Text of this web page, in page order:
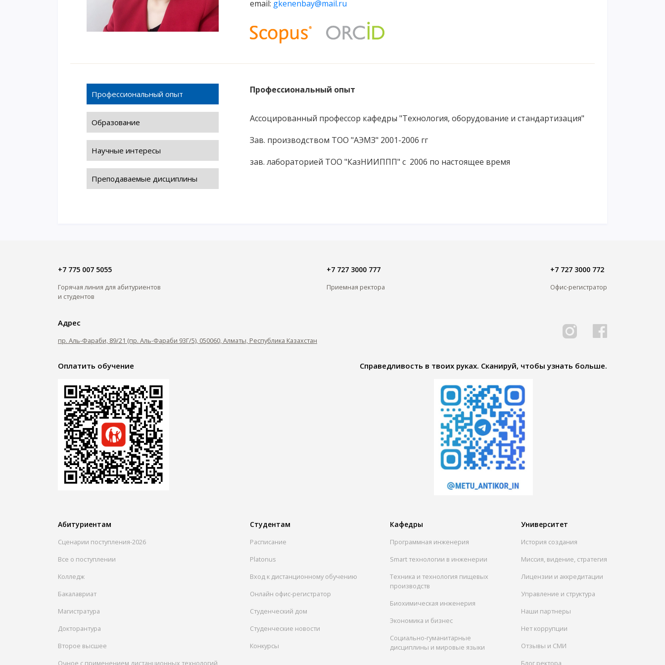
email: gkenenbay@mail.ru
Профессиональный опыт
Образование
Научные интересы
Преподаваемые дисциплины
Профессиональный опыт
Ассоцированный профессор кафедры "Технология, оборудование и стандартизация"
Зав. производством ТОО "АЭМЗ" 2001-2006 гг
зав. лабораторией ТОО "КазНИИППП" с 2006 по настоящее время
+7 775 007 5055
Горячая линия для абитуриентов
и студентов
+7 727 3000 777
Приемная ректора
+7 727 3000 772
Офис-регистратор
Адрес
пр. Аль-Фараби, 89/21 (пр. Аль-Фараби 93Г/5), 050060, Алматы, Республика Казахстан
Оплатить обучение Справедливость в твоих руках. Сканируй, чтобы узнать больше.
Абитуриентам
Сценарии поступления-2026
Все о поступлении
Колледж
Бакалавриат
Магистратура
Докторантура
Второе высшее
Студентам
Расписание
Platonus
Вход к дистанционному обучению
Онлайн офис-регистратор
Студенческий дом
Студенческие новости
Конкурсы
Кафедры
Программная инженерия
Smart технологии в инженерии
Техника и технология пищевых
производств
Биохимическая инженерия
Экономика и бизнес
Социально-гуманитарные
дисциплины и мировые языки
Университет
История создания
Миссия, видение, стратегия
Лицензии и аккредитации
Управление и структура
Наши партнеры
Нет коррупции
Отзывы и СМИ